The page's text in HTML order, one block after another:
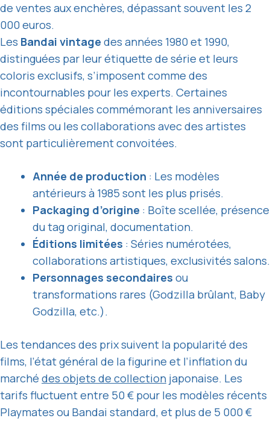
de ventes aux enchères, dépassant souvent les 2
000 euros.
Les Bandai vintage des années 1980 et 1990,
distinguées par leur étiquette de série et leurs
coloris exclusifs, s’imposent comme des
incontournables pour les experts. Certaines
éditions spéciales commémorant les anniversaires
des films ou les collaborations avec des artistes
sont particulièrement convoitées.
Année de production : Les modèles
antérieurs à 1985 sont les plus prisés.
Packaging d’origine : Boîte scellée, présence
du tag original, documentation.
Éditions limitées : Séries numérotées,
collaborations artistiques, exclusivités salons.
Personnages secondaires ou
transformations rares (Godzilla brûlant, Baby
Godzilla, etc.).
Les tendances des prix suivent la popularité des
films, l’état général de la figurine et l’inflation du
marché des objets de collection japonaise. Les
tarifs fluctuent entre 50 € pour les modèles récents
Playmates ou Bandai standard, et plus de 5 000 €